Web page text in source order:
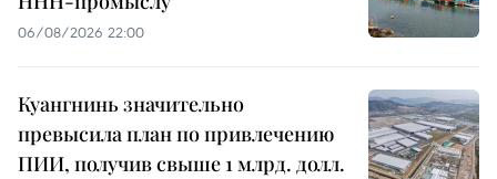
06/08/2026 22:00
Куангнинь значительно
превысила план по привлечению
ПИИ, получив свыше 1 млрд. долл.